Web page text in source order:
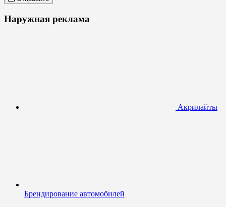
Наружная реклама
Акрилайты
Брендирование автомобилей